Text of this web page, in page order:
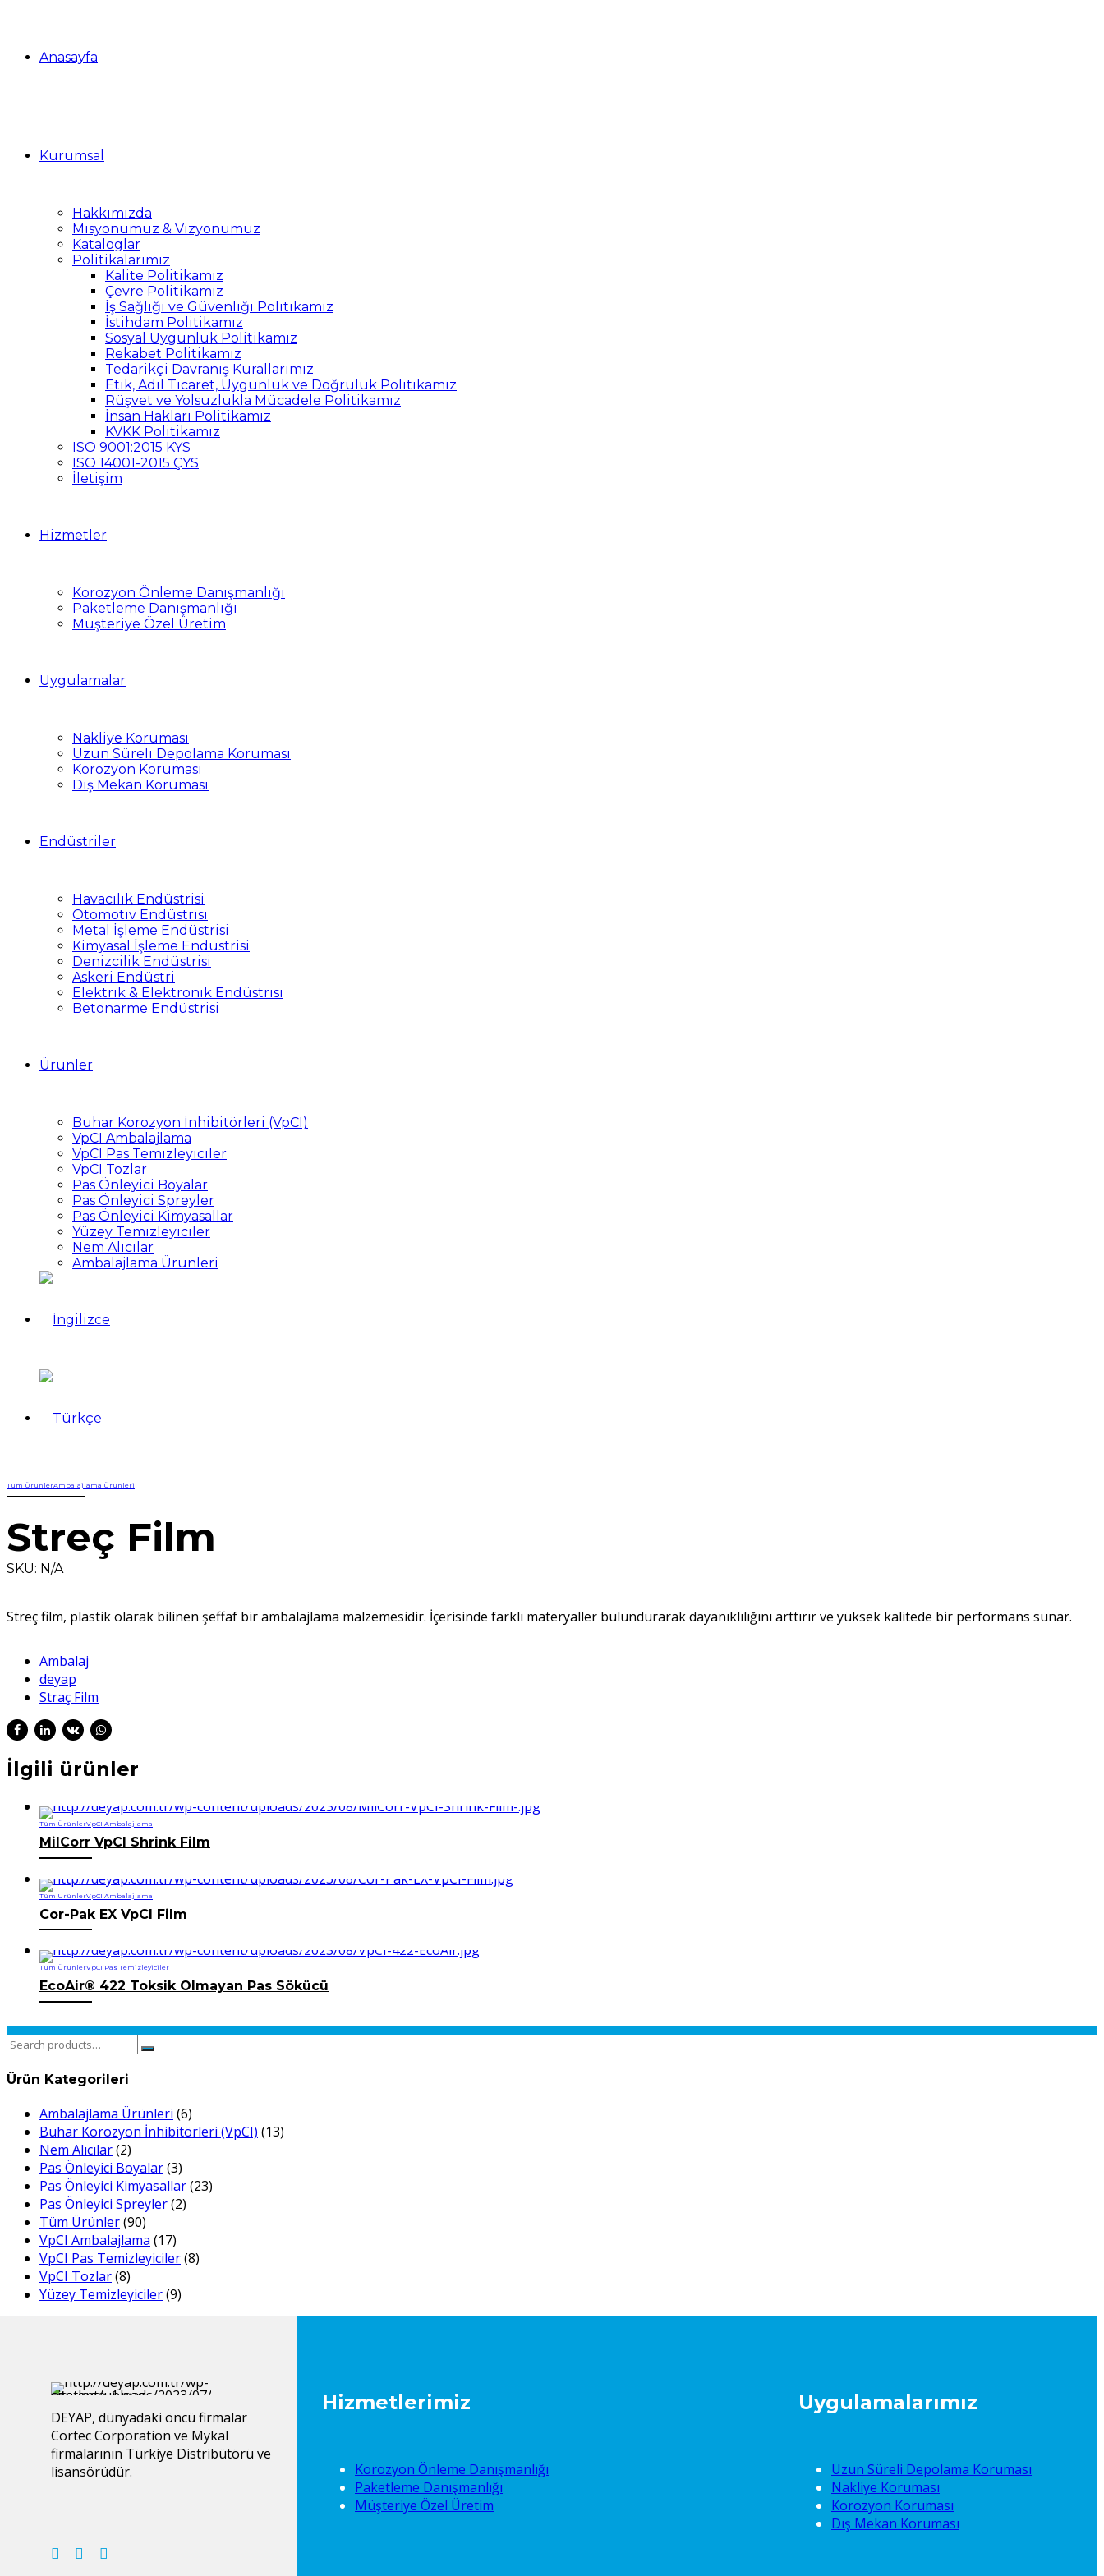
Anasayfa
Kurumsal
Hakkımızda
Misyonumuz & Vizyonumuz
Kataloglar
Politikalarımız
Kalite Politikamız
Çevre Politikamız
İş Sağlığı ve Güvenliği Politikamız
İstihdam Politikamız
Sosyal Uygunluk Politikamız
Rekabet Politikamız
Tedarikçi Davranış Kurallarımız
Etik, Adil Ticaret, Uygunluk ve Doğruluk Politikamız
Rüşvet ve Yolsuzlukla Mücadele Politikamız
İnsan Hakları Politikamız
KVKK Politikamız
ISO 9001:2015 KYS
ISO 14001-2015 ÇYS
İletişim
Hizmetler
Korozyon Önleme Danışmanlığı
Paketleme Danışmanlığı
Müşteriye Özel Üretim
Uygulamalar
Nakliye Koruması
Uzun Süreli Depolama Koruması
Korozyon Koruması
Dış Mekan Koruması
Endüstriler
Havacılık Endüstrisi
Otomotiv Endüstrisi
Metal İşleme Endüstrisi
Kimyasal İşleme Endüstrisi
Denizcilik Endüstrisi
Askeri Endüstri
Elektrik & Elektronik Endüstrisi
Betonarme Endüstrisi
Ürünler
Buhar Korozyon İnhibitörleri (VpCI)
VpCI Ambalajlama
VpCI Pas Temizleyiciler
VpCI Tozlar
Pas Önleyici Boyalar
Pas Önleyici Spreyler
Pas Önleyici Kimyasallar
Yüzey Temizleyiciler
Nem Alıcılar
Ambalajlama Ürünleri
Tüm ÜrünlerAmbalajlama Ürünleri
Streç Film
SKU: N/A
Streç film, plastik olarak bilinen şeffaf bir ambalajlama malzemesidir. İçerisinde farklı materyaller bulundurarak dayanıklılığını arttırır ve yüksek kalitede bir performans sunar.
Ambalaj
deyap
Straç Film
İlgili ürünler
Tüm ÜrünlerVpCI Ambalajlama
MilCorr VpCI Shrink Film
Tüm ÜrünlerVpCI Ambalajlama
Cor-Pak EX VpCI Film
Tüm ÜrünlerVpCI Pas Temizleyiciler
EcoAir® 422 Toksik Olmayan Pas Sökücü
Search
for:
Ürün Kategorileri
Ambalajlama Ürünleri (6)
Buhar Korozyon İnhibitörleri (VpCI) (13)
Nem Alıcılar(2)
Pas Önleyici Boyalar(3)
Pas Önleyici Kimyasallar(23)
Pas Önleyici Spreyler(2)
Tüm Ürünler(90)
VpCI Ambalajlama (17)
VpCI Pas Temizleyiciler(8)
VpCI Tozlar(8)
Yüzey Temizleyiciler(9)
DEYAP, dünyadaki öncü firmalar
Cortec Corporation ve Mykal
firmalarının Türkiye Distribütörü ve
lisansörüdür.
Hizmetlerimiz
Korozyon Önleme Danışmanlığı
Paketleme Danışmanlığı
Müşteriye Özel Üretim
Uygulamalarımız
Uzun Süreli Depolama Koruması
Nakliye Koruması
Korozyon Koruması
Dış Mekan Koruması